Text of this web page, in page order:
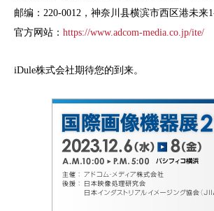
邮编：220-0012，神奈川县横滨市西区港未来
官方网站： https://www.adcom-media.co.jp/ite/
iDule株式会社期待您的到来。